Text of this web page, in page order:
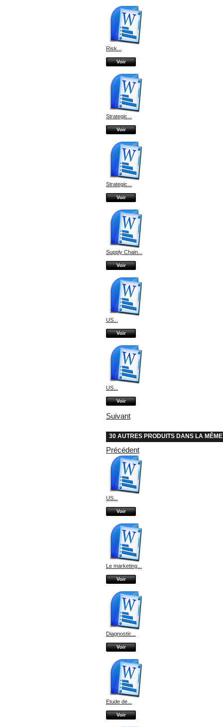
Risk...
Voir
Strategic...
Voir
Strategic...
Voir
Supply Chain...
Voir
US...
Voir
US...
Voir
Suivant
30 AUTRES PRODUITS DANS LA
Précédent
US...
Voir
Le marketing...
Voir
Diagnostic...
Voir
Etude de...
Voir